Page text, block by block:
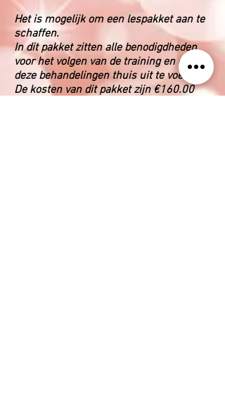
Het is mogelijk om een lespakket aan te
schaffen.
In dit pakket zitten alle benodigdheden
voor het volgen van de training en om
deze behandelingen thuis uit te voeren!
De kosten van dit pakket zijn €160.00